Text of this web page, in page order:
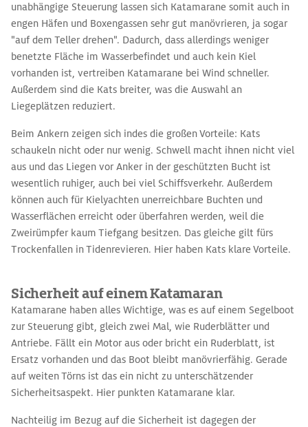
unabhängige Steuerung lassen sich Katamarane somit auch in
engen Häfen und Boxengassen sehr gut manövrieren, ja sogar
"auf dem Teller drehen". Dadurch, dass allerdings weniger
benetzte Fläche im Wasserbefindet und auch kein Kiel
vorhanden ist, vertreiben Katamarane bei Wind schneller.
Außerdem sind die Kats breiter, was die Auswahl an
Liegeplätzen reduziert.
Beim Ankern zeigen sich indes die großen Vorteile: Kats
schaukeln nicht oder nur wenig. Schwell macht ihnen nicht viel
aus und das Liegen vor Anker in der geschützten Bucht ist
wesentlich ruhiger, auch bei viel Schiffsverkehr. Außerdem
können auch für Kielyachten unerreichbare Buchten und
Wasserflächen erreicht oder überfahren werden, weil die
Zweirümpfer kaum Tiefgang besitzen. Das gleiche gilt fürs
Trockenfallen in Tidenrevieren. Hier haben Kats klare Vorteile.
Sicherheit auf einem Katamaran
Katamarane haben alles Wichtige, was es auf einem Segelboot
zur Steuerung gibt, gleich zwei Mal, wie Ruderblätter und
Antriebe. Fällt ein Motor aus oder bricht ein Ruderblatt, ist
Ersatz vorhanden und das Boot bleibt manövrierfähig. Gerade
auf weiten Törns ist das ein nicht zu unterschätzender
Sicherheitsaspekt. Hier punkten Katamarane klar.
Nachteilig im Bezug auf die Sicherheit ist dagegen der